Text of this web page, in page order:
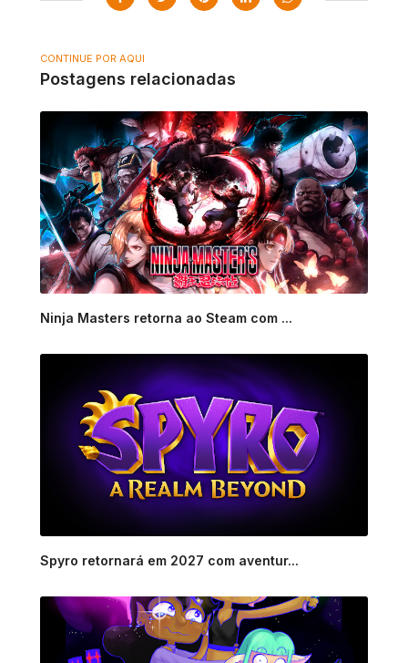
CONTINUE POR AQUI
Postagens relacionadas
Ninja Masters retorna ao Steam com ...
Spyro retornará em 2027 com aventur...